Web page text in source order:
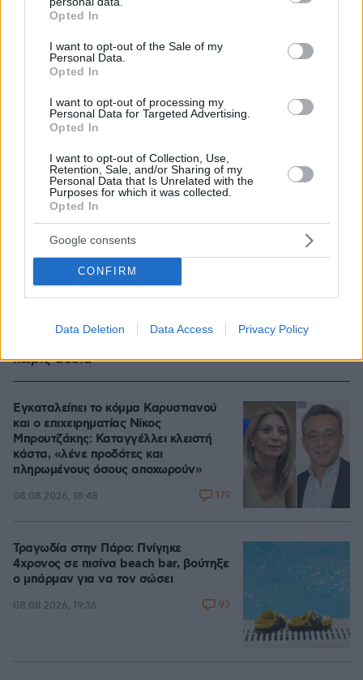
grant or deny consent to Google and its third-party tags to
use your data for below specified purposes in below Google
consent section.
Opted In
I want to opt-out of the Sale of my
Personal Data.
Opted In
I want to opt-out of processing my
Personal Data for Targeted Advertising.
Opted In
I want to opt-out of Collection, Use,
Retention, Sale, and/or Sharing of my
Personal Data that Is Unrelated with the
Purposes for which it was collected.
Opted In
Google consents
CONFIRM
Data Deletion Data Access Privacy Policy
τη Γροιλανδία: Πετρελαϊκή που έχει διασυνδέσεις
χωρίς άδεια
08.08.2026, 21:02
Εγκαταλείπει το κόμμα Καρυστιανού
και ο επιχειρηματίας Νίκος
Μπρουτζάκης: Καταγγέλλει κλειστή
κάστα, «λένε προδότες και
πληρωμένους όσους αποχωρούν»
08.08.2026, 18:48 179
Τραγωδία στην Πάρο: Πνίγηκε
4χρονος σε πισίνα beach bar, βούτηξε
ο μπάρμαν για να τον σώσει
08.08.2026, 19:36 93